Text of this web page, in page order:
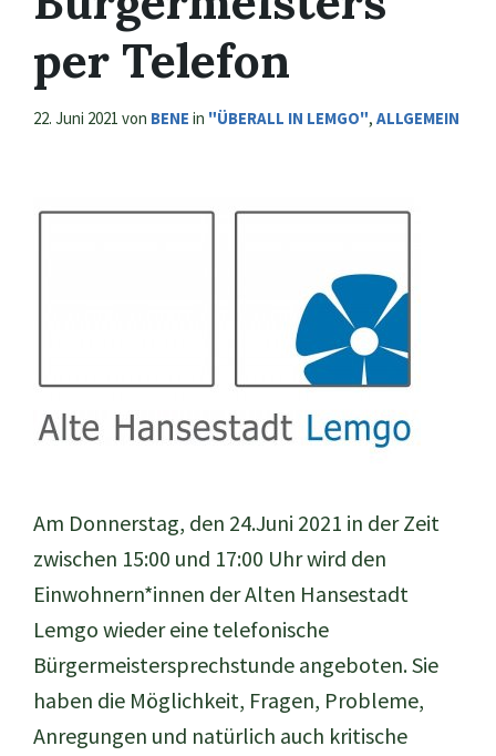
per Telefon
22. Juni 2021 von BENE in "ÜBERALL IN LEMGO", ALLGEMEIN
Am Donnerstag, den 24.Juni 2021 in der Zeit
zwischen 15:00 und 17:00 Uhr wird den
Einwohnern*innen der Alten Hansestadt
Lemgo wieder eine telefonische
Bürgermeistersprechstunde angeboten. Sie
haben die Möglichkeit, Fragen, Probleme,
Anregungen und natürlich auch kritische